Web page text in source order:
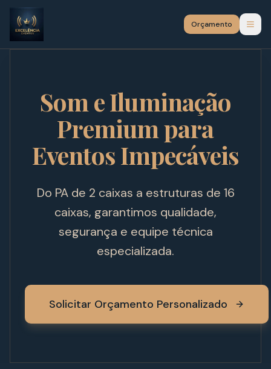
Orçamento
Som e Iluminação
Premium para
Eventos Impecáveis
Do PA de 2 caixas a estruturas de 16
caixas, garantimos qualidade,
segurança e equipe técnica
especializada.
Solicitar Orçamento Personalizado